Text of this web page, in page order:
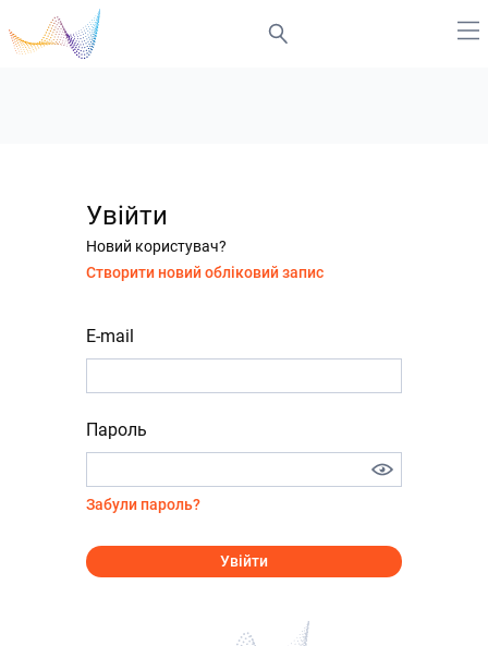
Увійти
Новий користувач?
Створити новий обліковий запис
E-mail
Пароль
Забули пароль?
Увійти